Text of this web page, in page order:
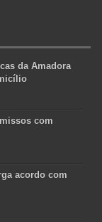
da Amadora
com
acordo com